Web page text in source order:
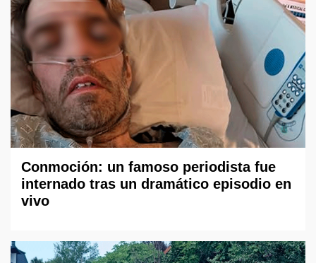
Conmoción: un famoso periodista fue
internado tras un dramático episodio en
vivo